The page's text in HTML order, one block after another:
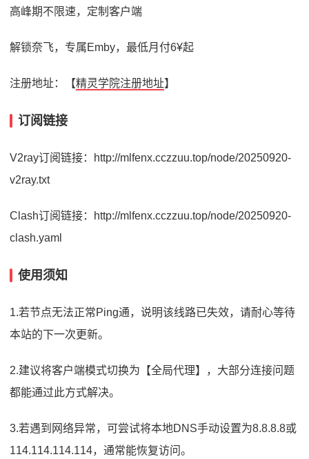
高峰期不限速，定制客户端
解锁奈飞，专属Emby，最低月付6¥起
注册地址：【精灵学院注册地址】
订阅链接
V2ray订阅链接：http://mlfenx.cczzuu.top/node/20250920-
v2ray.txt
Clash订阅链接：http://mlfenx.cczzuu.top/node/20250920-
clash.yaml
使用须知
1.若节点无法正常Ping通，说明该线路已失效，请耐心等待
本站的下一次更新。
2.建议将客户端模式切换为【全局代理】，大部分连接问题
都能通过此方式解决。
3.若遇到网络异常，可尝试将本地DNS手动设置为8.8.8.8或
114.114.114.114，通常能恢复访问。